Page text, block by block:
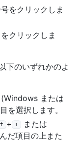
をクリックしま
クリックしま
下のいずれかのよ
(Windows または
を選択します。
+ ↑ または
だ項目の上また